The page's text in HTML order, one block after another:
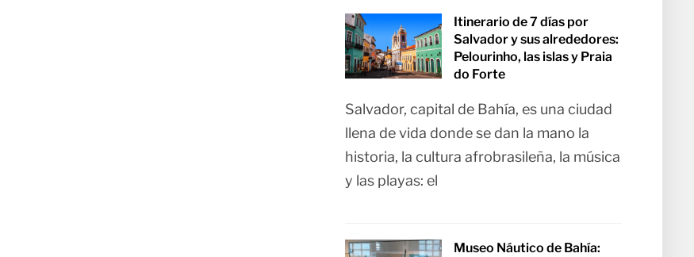
Itinerario de 7 días por
Salvador y sus alrededores:
Pelourinho, las islas y Praia
do Forte
Salvador, capital de Bahía, es una ciudad
llena de vida donde se dan la mano la
historia, la cultura afrobrasileña, la música
y las playas: el
Museo Náutico de Bahía: